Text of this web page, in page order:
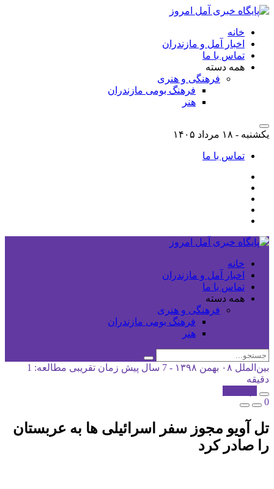
خانه
اخبار آمل و مازندران
تماس با ما
همه دسته
فرهنگی و هنری
فرهنگ بومی مازندران
هنر
یکشنبه - ۱۸ مرداد ۱۴۰۵
تماس با ما
خانه
اخبار آمل و مازندران
تماس با ما
همه دسته
فرهنگی و هنری
فرهنگ بومی مازندران
هنر
بین‌الملل ۰۸ بهمن ۱۳۹۸ - 7 سال پیش
زمان تقریبی مطالعه: 1
دقیقه
0
تل آویو مجوز سفر اسرائیلی ها به عربستان
را صادر کرد